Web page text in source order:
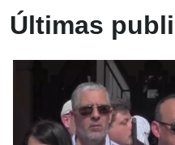
Últimas